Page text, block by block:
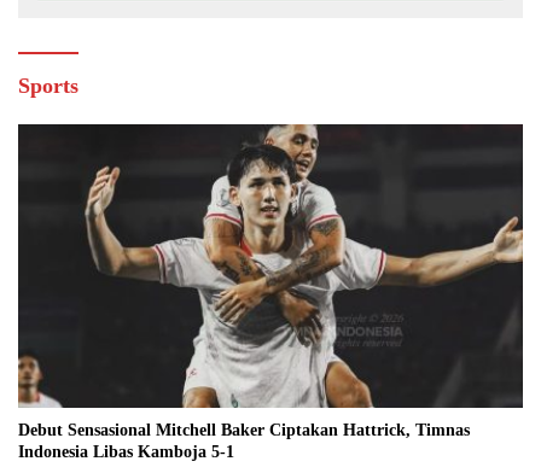
Sports
Debut Sensasional Mitchell Baker Ciptakan Hattrick, Timnas
Indonesia Libas Kamboja 5-1